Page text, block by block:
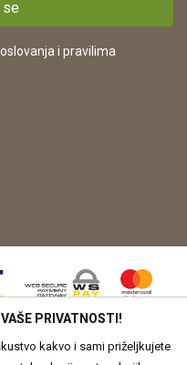
se
i pravilima
PRIVATNOSTI!
kakvo i sami priželjkujete